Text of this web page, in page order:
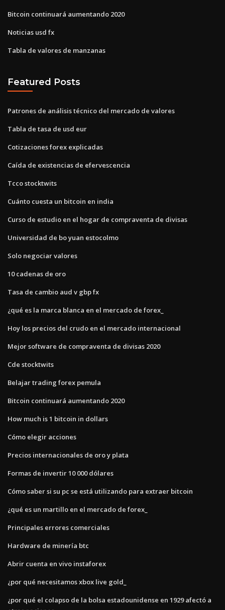
Bitcoin continuará aumentando 2020
Noticias usd fx
Tabla de valores de manzanas
Featured Posts
Patrones de análisis técnico del mercado de valores
Tabla de tasa de usd eur
Cotizaciones forex explicadas
Caída de existencias de efervescencia
Tcco stocktwits
Cuánto cuesta un bitcoin en india
Curso de estudio en el hogar de compraventa de divisas
Universidad de bo yuan estocolmo
Solo negociar valores
10 cadenas de oro
Tasa de cambio aud v gbp fx
¿qué es la marca blanca en el mercado de forex_
Hoy los precios del crudo en el mercado internacional
Mejor software de compraventa de divisas 2020
Cde stocktwits
Belajar trading forex pemula
Bitcoin continuará aumentando 2020
How much is 1 bitcoin in dollars
Cómo elegir acciones
Precios internacionales de oro y plata
Formas de invertir 10 000 dólares
Cómo saber si su pc se está utilizando para extraer bitcoin
¿qué es un martillo en el mercado de forex_
Principales errores comerciales
Hardware de minería btc
Abrir cuenta en vivo instaforex
¿por qué necesitamos xbox live gold_
¿por qué el colapso de la bolsa estadounidense en 1929 afectó a